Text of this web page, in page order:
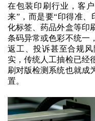
在包装印刷行业，客
来”，而是要“印得准、
化标签、药品外盒等印
条码异常或色彩不统一
返工、投诉甚至合规
实，传统人工抽检已经
刷对版检测系统也就成
置。